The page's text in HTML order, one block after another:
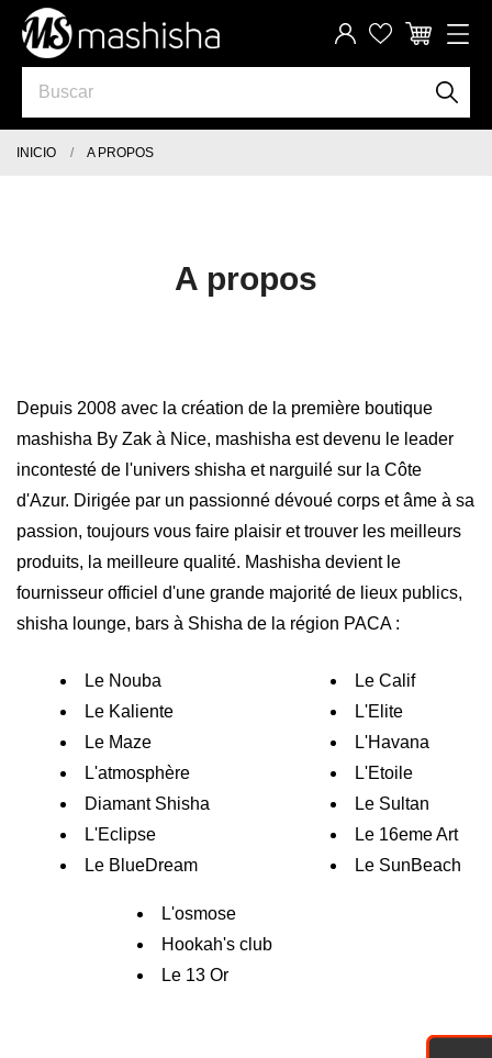
INICIO A PROPOS
A propos
Depuis 2008 avec la création de la première boutique
mashisha By Zak à Nice, mashisha est devenu le leader
incontesté de l'univers shisha et narguilé sur la Côte
d'Azur. Dirigée par un passionné dévoué corps et âme à sa
passion, toujours vous faire plaisir et trouver les meilleurs
produits, la meilleure qualité. Mashisha devient le
fournisseur officiel d'une grande majorité de lieux publics,
shisha lounge, bars à Shisha de la région PACA :
Le Nouba
Le Kaliente
Le Maze
L'atmosphère
Diamant Shisha
L'Eclipse
Le BlueDream
Le Calif
L'Elite
L'Havana
L'Etoile
Le Sultan
Le 16eme Art
Le SunBeach
L'osmose
Hookah's club
Le 13 Or